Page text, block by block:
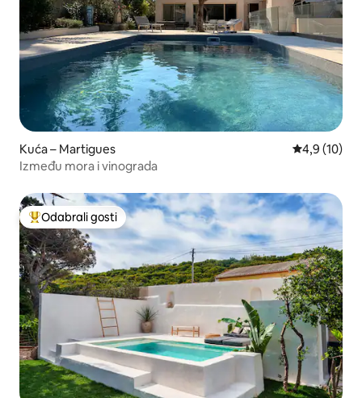
Kuća – Martigues Prosječna
4,9 (10)
Između mora i vinograda
Među najviše rangiranima s oznakom „Odabrali gosti”
Odabrali gosti